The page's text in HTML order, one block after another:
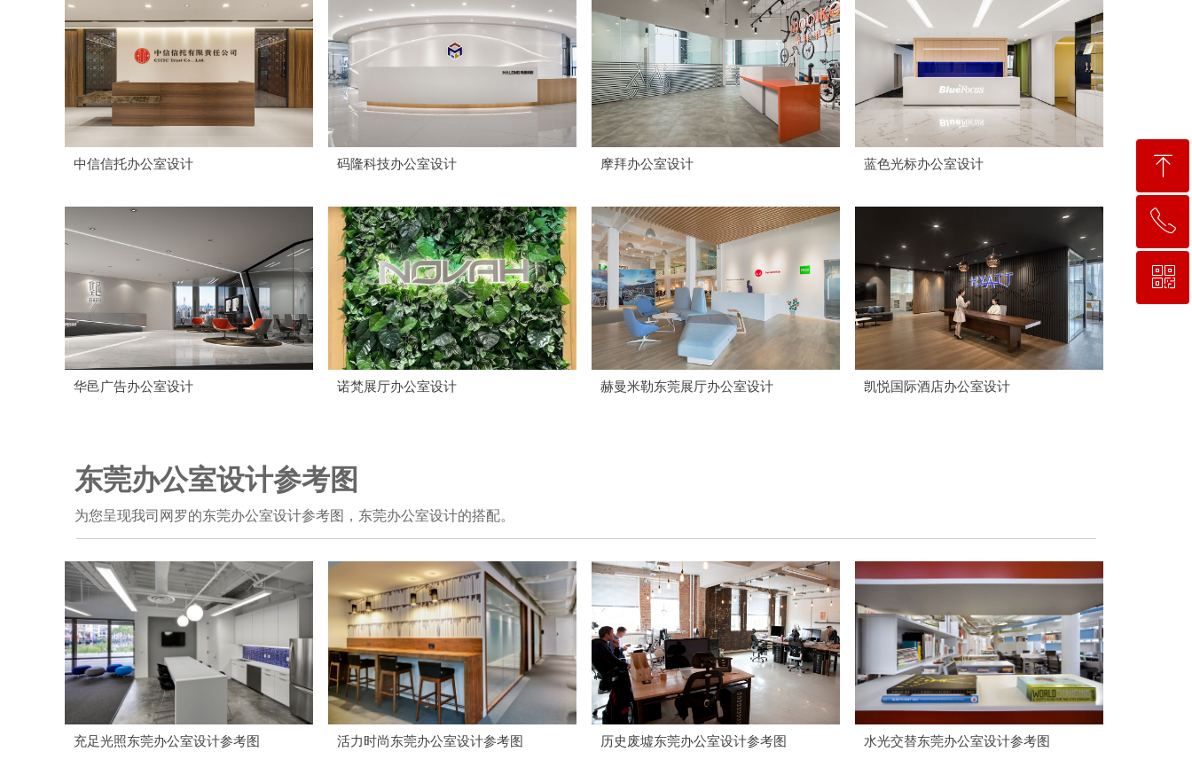
中信信托办公室设计 码隆科技办公室设计 摩拜办公室设计 蓝色光标办公室设计
华邑广告办公室设计 诺梵展厅办公室设计 赫曼米勒东莞展厅办公室设计 凯悦国际酒店办公室设计
东莞办公室设计参考图
为您呈现我司网罗的东莞办公室设计参考图，东莞办公室设计的搭配。
充足光照东莞办公室设计参考图 活力时尚东莞办公室设计参考图 历史废墟东莞办公室设计参考图 水光交替东莞办公室设计参考图
ꁸ
回到顶部
ꂅ
153 0248 4969
ꀥ